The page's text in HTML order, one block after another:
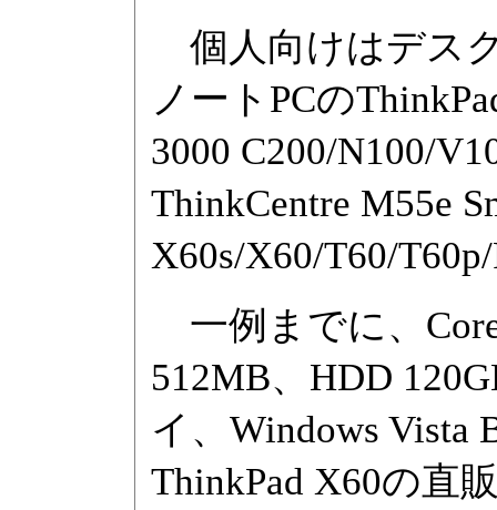
個人向けはデス
ノートPCの
3000 C200/N100/
ThinkCentre M55e
X60s/X60/T60/
一例までに、
512MB、HDD
イ、Windows Vista
ThinkPad X60の直